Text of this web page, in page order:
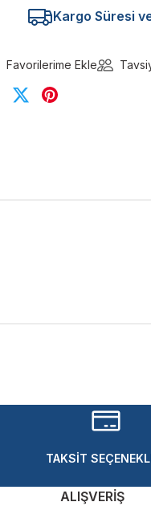
Kargo Süresi
TAKSİT
ALIŞVERİŞ